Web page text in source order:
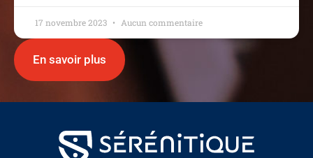
17 novembre 2023 Aucun commentaire
En savoir plus